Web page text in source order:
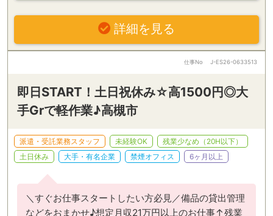
詳細を見る
仕事No J-ES26-0633513
即日START！土日祝休み☆高1500円◎大
手Grで軽作業♪高槻市
派遣・受託業務スタッフ 未経験OK
残業少なめ（20H以下）
土日休み
大手・有名企業 禁煙オフィス 6ヶ月以上
＼すぐお仕事スタートしたい方必見／備品の貸出管理
などをおまかせ♪想定月収21万円以上のお仕事↑残業